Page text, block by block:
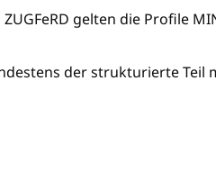
gelten die Profile
der strukturierte Teil